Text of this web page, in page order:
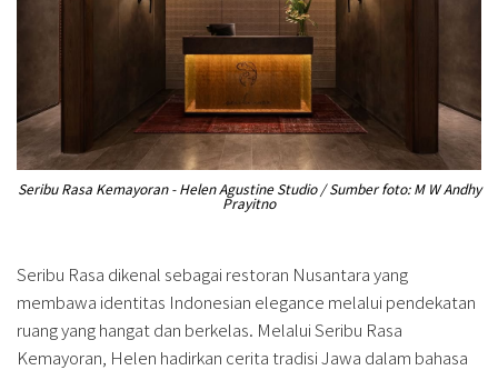
Seribu Rasa Kemayoran - Helen Agustine Studio / Sumber foto: M W Andhy
Prayitno
Seribu Rasa dikenal sebagai restoran Nusantara yang
membawa identitas Indonesian elegance melalui pendekatan
ruang yang hangat dan berkelas. Melalui Seribu Rasa
Kemayoran, Helen hadirkan cerita tradisi Jawa dalam bahasa